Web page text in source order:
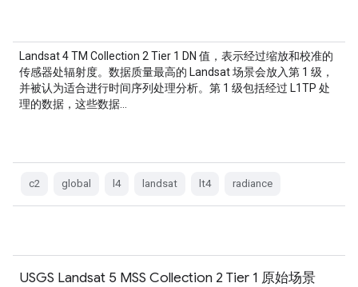
Landsat 4 TM Collection 2 Tier 1 DN 值，表示经过缩放和校准的
传感器处辐射度。数据质量最高的 Landsat 场景会放入第 1 级，
并被认为适合进行时间序列处理分析。第 1 级包括经过 L1TP 处
理的数据，这些数据…
c2 global l4 landsat lt4 radiance
USGS Landsat 5 MSS Collection 2 Tier 1 原始场景